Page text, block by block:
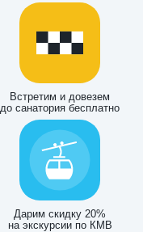
Встретим и довезем
до санатория бесплатно
Дарим скидку 20%
на экскурсии по КМВ